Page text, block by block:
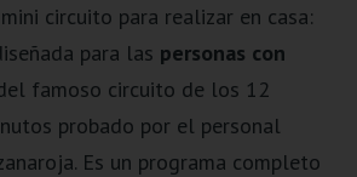
circuito para realizar en casa:
para las personas con
famoso circuito de los 12
probado por el personal
Es un programa completo